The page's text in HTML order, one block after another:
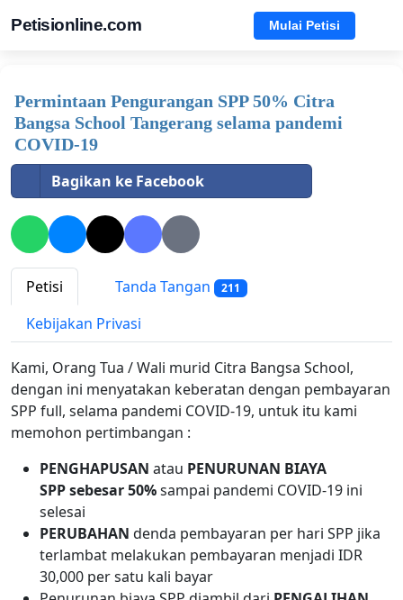
Petisionline.com Mulai Petisi
Permintaan Pengurangan SPP 50% Citra
Bangsa School Tangerang selama pandemi
COVID-19
Bagikan ke Facebook
Petisi Tanda Tangan 211
Kebijakan Privasi
Kami, Orang Tua / Wali murid Citra Bangsa School,
dengan ini menyatakan keberatan dengan pembayaran
SPP full, selama pandemi COVID-19, untuk itu kami
memohon pertimbangan :
PENGHAPUSAN atau PENURUNAN BIAYA
SPPsebesar50%sampai pandemi COVID-19 ini
selesai
PERUBAHAN denda pembayaran per hari SPP jika
terlambat melakukan pembayaran menjadi IDR
30,000 per satu kali bayar